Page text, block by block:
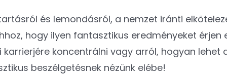
és lemondásról, a nemzet iránti
hogy ilyen fantasztikus eredményeket
koncentrálni vagy arról, hogyan
beszélgetésnek nézünk elébe!